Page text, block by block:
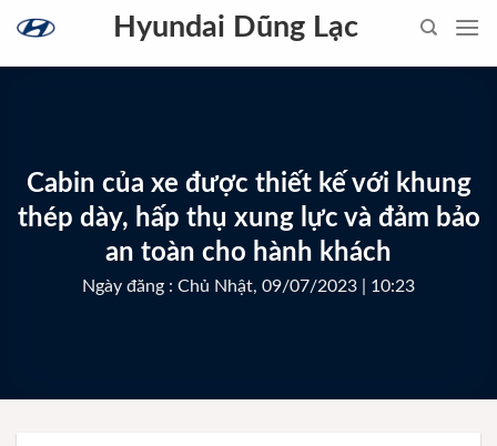
content
Hyundai Dũng Lạc
Cabin của xe được thiết kế với khung
thép dày, hấp thụ xung lực và đảm bảo
an toàn cho hành khách
Ngày đăng : Chủ Nhật, 09/07/2023 | 10:23